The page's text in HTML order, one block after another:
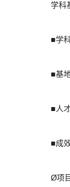
学科
■学
■基
■人
■成
Ø项